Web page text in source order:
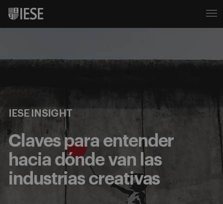
IESE INSIGHT
Claves para entender
hacia dónde van las
industrias creativas